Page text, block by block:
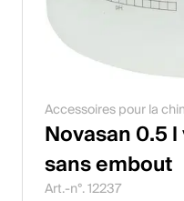
Accessoires pour la
Novasan 0.5
sans embout
Art.-n°. 12237